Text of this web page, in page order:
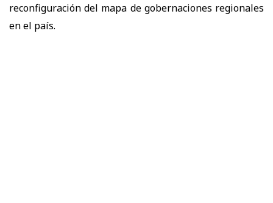
reconfiguración del mapa de gobernaciones regionales
en el país.